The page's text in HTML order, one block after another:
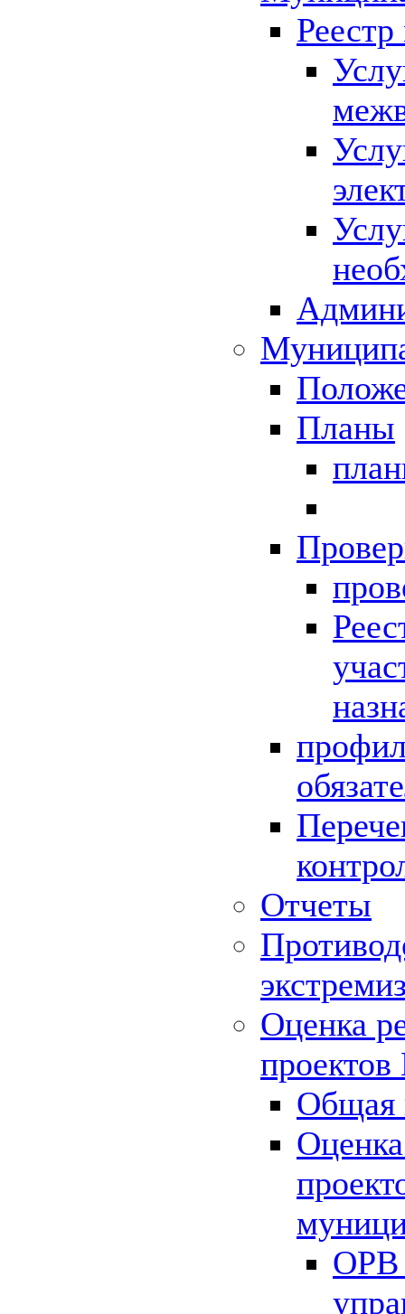
Планы
Отчеты
Оценка
Общая
ОРВ